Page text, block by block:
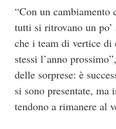
“Con un cambiamento
tutti si ritrovano un
che i team di vertice di
stessi l’anno
delle sorprese: è
si sono presentate, ma
tendono a rimanere al